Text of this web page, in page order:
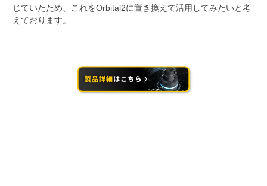
じていたため、これをOrbital2に置き換えて活用してみたいと考
えております。